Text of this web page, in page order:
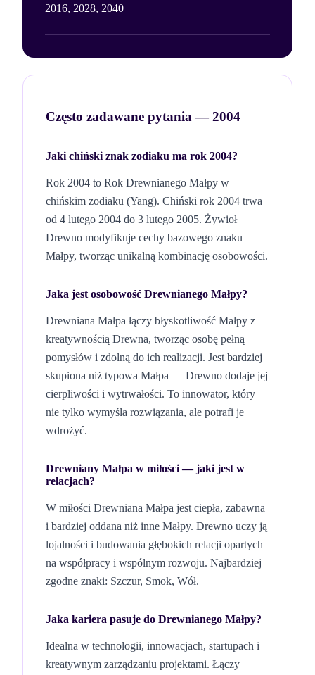
2016, 2028, 2040
Często zadawane pytania —2004
Jaki chiński znak zodiaku ma rok 2004?
Rok 2004 to Rok Drewnianego Małpy w
chińskim zodiaku (Yang). Chiński rok 2004 trwa
od 4 lutego 2004 do 3 lutego 2005. Żywioł
Drewno modyfikuje cechy bazowego znaku
Małpy, tworząc unikalną kombinację osobowości.
Jaka jest osobowość Drewnianego Małpy?
Drewniana Małpa łączy błyskotliwość Małpy z
kreatywnością Drewna, tworząc osobę pełną
pomysłów i zdolną do ich realizacji. Jest bardziej
skupiona niż typowa Małpa — Drewno dodaje jej
cierpliwości i wytrwałości. To innowator, który
nie tylko wymyśla rozwiązania, ale potrafi je
wdrożyć.
Drewniany Małpa w miłości — jaki jest w
relacjach?
W miłości Drewniana Małpa jest ciepła, zabawna
i bardziej oddana niż inne Małpy. Drewno uczy ją
lojalności i budowania głębokich relacji opartych
na współpracy i wspólnym rozwoju. Najbardziej
zgodne znaki: Szczur, Smok, Wół.
Jaka kariera pasuje do Drewnianego Małpy?
Idealna w technologii, innowacjach, startupach i
kreatywnym zarządzaniu projektami. Łączy